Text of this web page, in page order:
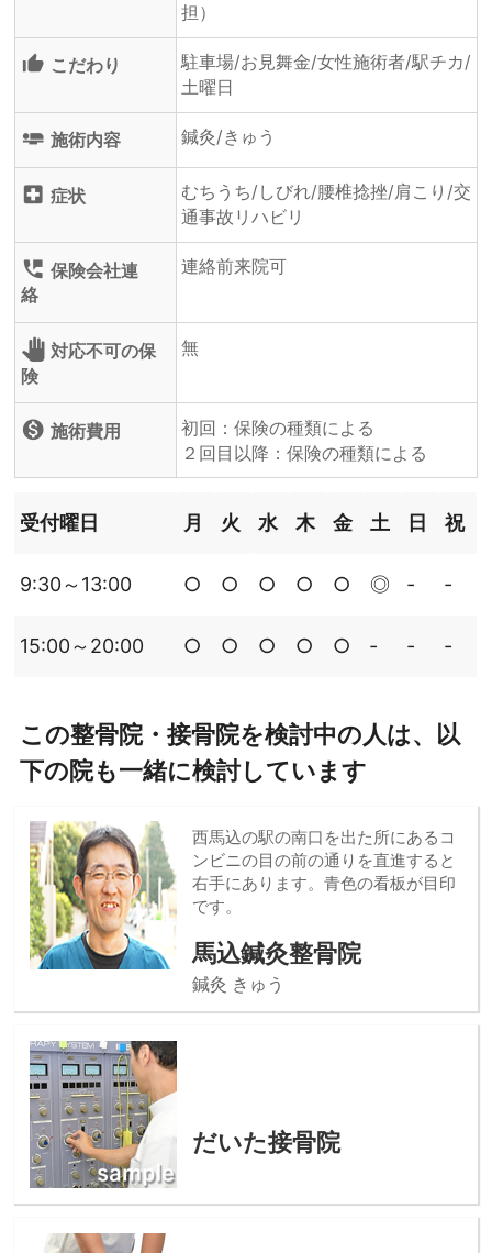
担）
thumb_up_alt こだわり
駐車場/お見舞金/女性施術者/駅チカ/
土曜日
airline_seat_flat 施術内容 鍼灸/きゅう
local_hospital 症状
むちうち/しびれ/腰椎捻挫/肩こり/交
通事故リハビリ
perm_phone_msg 保険会社連
絡
連絡前来院可
pan_tool 対応不可の保
険
無
monetization_on 施術費用
初回：保険の種類による
２回目以降：保険の種類による
受付曜日 月 火 水 木 金 土 日 祝
9:30～13:00 ○ ○ ○ ○ ○ ◎ ‐ ‐
15:00～20:00 ○ ○ ○ ○ ○ ‐ ‐ ‐
この整骨院・接骨院を検討中の人は、以
下の院も一緒に検討しています
西馬込の駅の南口を出た所にあるコ
ンビニの目の前の通りを直進すると
右手にあります。青色の看板が目印
です。
馬込鍼灸整骨院
鍼灸 きゅう
だいた接骨院